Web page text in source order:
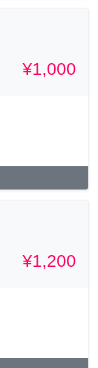
¥1,000
¥1,200